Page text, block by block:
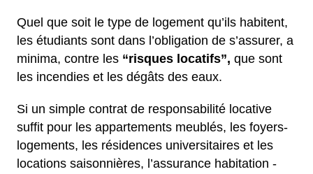
Quel que soit le type de logement qu’ils habitent,
les étudiants sont dans l’obligation de s’assurer, a
minima, contre les “risques locatifs”, que sont
les incendies et les dégâts des eaux.
Si un simple contrat de responsabilité locative
suffit pour les appartements meublés, les foyers-
logements, les résidences universitaires et les
locations saisonnières, l’assurance habitation -